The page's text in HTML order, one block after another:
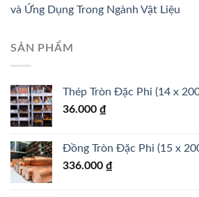
và Ứng Dụng Trong Ngành Vật Liệu
SẢN PHẨM
Thép Tròn Đặc Phi (14 x
36.000 ₫
Đồng Tròn Đặc Phi (15 x
336.000 ₫